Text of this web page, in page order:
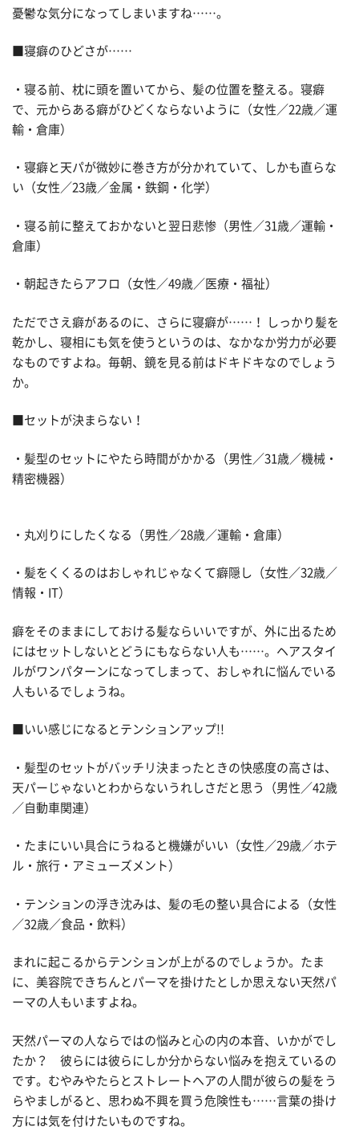
憂鬱な気分になってしまいますね……。
■寝癖のひどさが……
・寝る前、枕に頭を置いてから、髪の位置を整える。寝癖
で、元からある癖がひどくならないように（女性／22歳／運
輸・倉庫）
・寝癖と天パが微妙に巻き方が分かれていて、しかも直らな
い（女性／23歳／金属・鉄鋼・化学）
・寝る前に整えておかないと翌日悲惨（男性／31歳／運輸・
倉庫）
・朝起きたらアフロ（女性／49歳／医療・福祉）
ただでさえ癖があるのに、さらに寝癖が……！ しっかり髪を
乾かし、寝相にも気を使うというのは、なかなか労力が必要
なものですよね。毎朝、鏡を見る前はドキドキなのでしょう
か。
■セットが決まらない！
・髪型のセットにやたら時間がかかる（男性／31歳／機械・
精密機器）
・丸刈りにしたくなる（男性／28歳／運輸・倉庫）
・髪をくくるのはおしゃれじゃなくて癖隠し（女性／32歳／
情報・IT）
癖をそのままにしておける髪ならいいですが、外に出るため
にはセットしないとどうにもならない人も……。ヘアスタイ
ルがワンパターンになってしまって、おしゃれに悩んでいる
人もいるでしょうね。
■いい感じになるとテンションアップ!!
・髪型のセットがバッチリ決まったときの快感度の高さは、
天パーじゃないとわからないうれしさだと思う（男性／42歳
／自動車関連）
・たまにいい具合にうねると機嫌がいい（女性／29歳／ホテ
ル・旅行・アミューズメント）
・テンションの浮き沈みは、髪の毛の整い具合による（女性
／32歳／食品・飲料）
まれに起こるからテンションが上がるのでしょうか。たま
に、美容院できちんとパーマを掛けたとしか思えない天然パ
ーマの人もいますよね。
天然パーマの人ならではの悩みと心の内の本音、いかがでし
たか？ 彼らには彼らにしか分からない悩みを抱えているの
です。むやみやたらとストレートヘアの人間が彼らの髪をう
らやましがると、思わぬ不興を買う危険性も……言葉の掛け
方には気を付けたいものですね。